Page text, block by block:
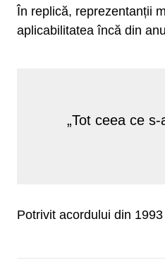
În replică, reprezentanții
aplicabilitatea încă din
„Tot ceea ce
Potrivit acordului din